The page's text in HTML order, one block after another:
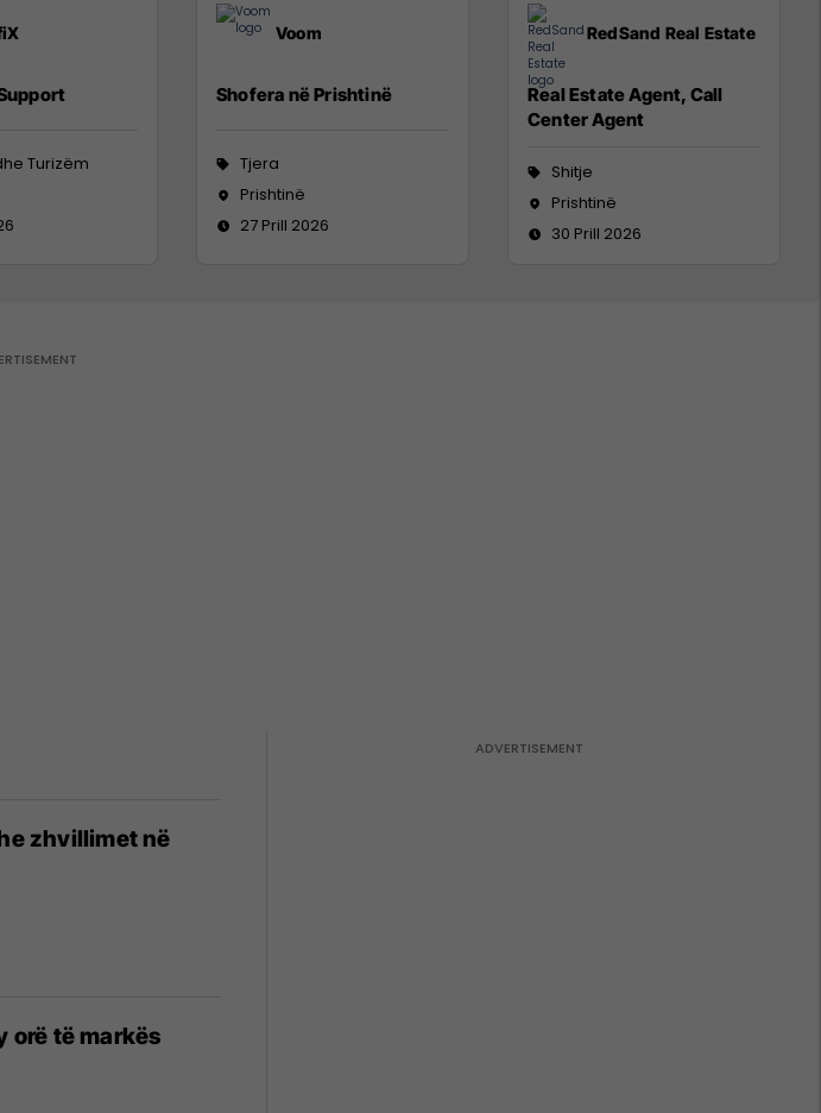
Turizëm
Voom
Shofera në Prishtinë
Tjera
Prishtinë
27 Prill 2026
RedSand Real Estate
Real Estate Agent, Call
Center Agent
Shitje
Prishtinë
30 Prill 2026
zhvillimet në
orë të markës